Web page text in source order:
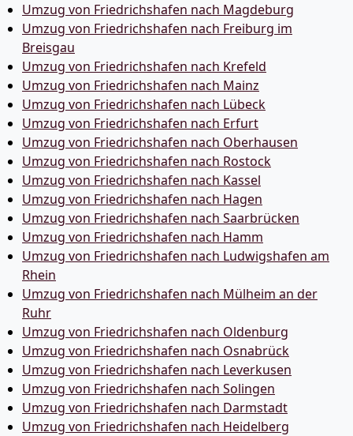
Umzug von Friedrichshafen nach Magdeburg
Umzug von Friedrichshafen nach Freiburg im
Breisgau
Umzug von Friedrichshafen nach Krefeld
Umzug von Friedrichshafen nach Mainz
Umzug von Friedrichshafen nach Lübeck
Umzug von Friedrichshafen nach Erfurt
Umzug von Friedrichshafen nach Oberhausen
Umzug von Friedrichshafen nach Rostock
Umzug von Friedrichshafen nach Kassel
Umzug von Friedrichshafen nach Hagen
Umzug von Friedrichshafen nach Saarbrücken
Umzug von Friedrichshafen nach Hamm
Umzug von Friedrichshafen nach Ludwigshafen am
Rhein
Umzug von Friedrichshafen nach Mülheim an der
Ruhr
Umzug von Friedrichshafen nach Oldenburg
Umzug von Friedrichshafen nach Osnabrück
Umzug von Friedrichshafen nach Leverkusen
Umzug von Friedrichshafen nach Solingen
Umzug von Friedrichshafen nach Darmstadt
Umzug von Friedrichshafen nach Heidelberg